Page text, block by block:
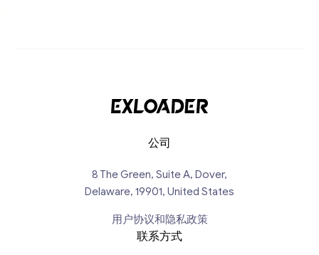
公司
8 The Green, Suite A, Dover,
Delaware, 19901, United States
用户协议和隐私政策
联系方式